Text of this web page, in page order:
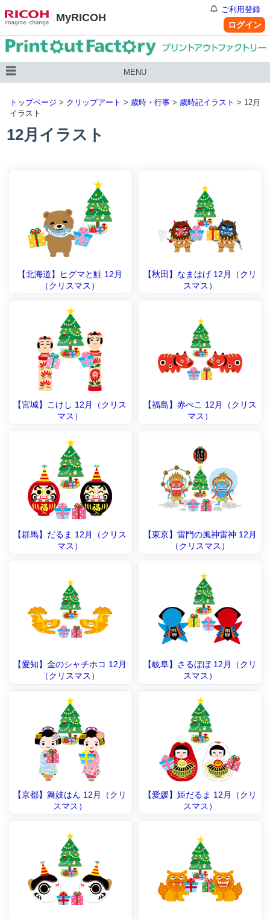
MyRICOH
ご利用登録
ログイン
MENU
トップページ > クリップアート > 歳時・行事 > 歳時記イラスト > 12月
イラスト
12月イラスト
【北海道】ヒグマと鮭 12月
（クリスマス）
【秋田】なまはげ 12月（クリ
スマス）
【宮城】こけし 12月（クリス
マス）
【福島】赤べこ 12月（クリス
マス）
【群馬】だるま 12月（クリス
マス）
【東京】雷門の風神雷神 12月
（クリスマス）
【愛知】金のシャチホコ 12月
（クリスマス）
【岐阜】さるぼぼ 12月（クリ
スマス）
【京都】舞妓はん 12月（クリ
スマス）
【愛媛】姫だるま 12月（クリ
スマス）